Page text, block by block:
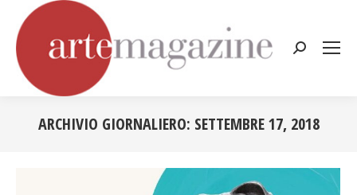
Cerca:
ARCHIVIO GIORNALIERO: SETTEMBRE 17, 2018